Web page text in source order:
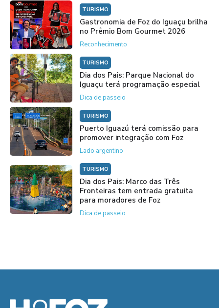
TURISMO
Gastronomia de Foz do Iguaçu brilha
no Prêmio Bom Gourmet 2026
Reconhecimento
TURISMO
Dia dos Pais: Parque Nacional do
Iguaçu terá programação especial
Dica de passeio
TURISMO
Puerto Iguazú terá comissão para
promover integração com Foz
Lado argentino
TURISMO
Dia dos Pais: Marco das Três
Fronteiras tem entrada gratuita
para moradores de Foz
Dica de passeio